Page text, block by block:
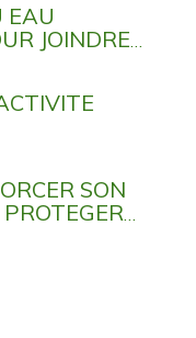
EAU
JOINDRE
SON